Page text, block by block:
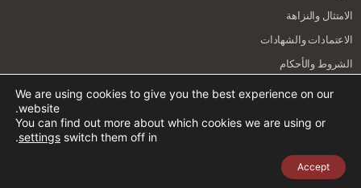
الامتثال والنزاهة
الاعتمادات والشهادات
الشروط والأحكام
We are using cookies to give you the best experience on our
website.
You can find out more about which cookies we are using or
switch them off in
settings
.
Accept